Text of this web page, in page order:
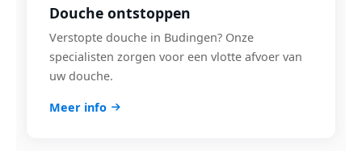
Douche ontstoppen
Verstopte douche in Budingen? Onze
specialisten zorgen voor een vlotte afvoer van
uw douche.
Meer info